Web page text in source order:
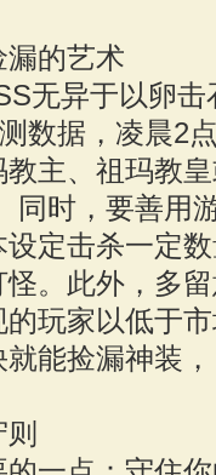
的艺术
异于以卵击
数据，凌晨2
主、祖玛教
同时，要善用
定击杀一定
。此外，多
玩家以低于
能捡漏神装